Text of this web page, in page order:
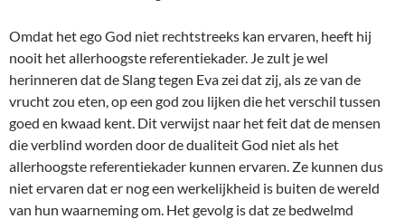
Omdat het ego God niet rechtstreeks kan ervaren, heeft hij
nooit het allerhoogste referentiekader. Je zult je wel
herinneren dat de Slang tegen Eva zei dat zij, als ze van de
vrucht zou eten, op een god zou lijken die het verschil tussen
goed en kwaad kent. Dit verwijst naar het feit dat de mensen
die verblind worden door de dualiteit God niet als het
allerhoogste referentiekader kunnen ervaren. Ze kunnen dus
niet ervaren dat er nog een werkelijkheid is buiten de wereld
van hun waarneming om. Het gevolg is dat ze bedwelmd